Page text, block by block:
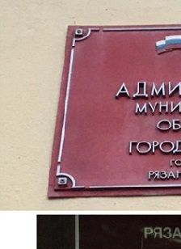
Перейти к основному содержанию